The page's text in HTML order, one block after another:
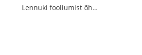
Lennuki fooliumist õhupall